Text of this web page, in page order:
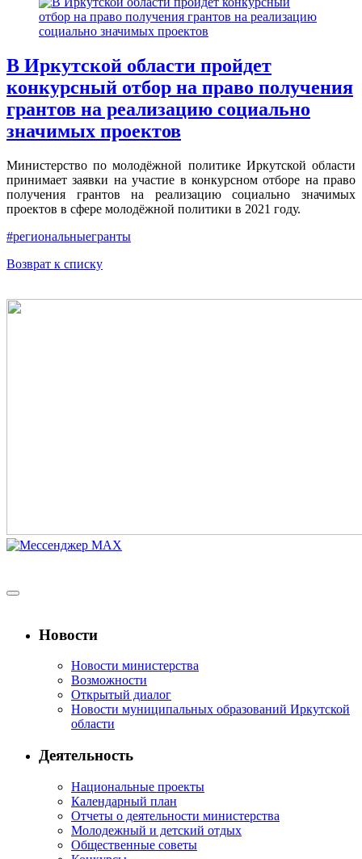
В Иркутской области пройдет
конкурсный отбор на право получения
грантов на реализацию социально
значимых проектов
Министерство по молодёжной политике Иркутской области
принимает заявки на участие в конкурсном отборе на право
получения грантов на реализацию социально значимых
проектов в сфере молодёжной политики в 2021 году.
#региональныегранты
Возврат к списку
Новости
Новости министерства
Возможности
Открытый диалог
Новости муниципальных образований Иркутской
области
Деятельность
Национальные проекты
Календарный план
Отчеты о деятельности министерства
Молодежный и детский отдых
Общественные советы